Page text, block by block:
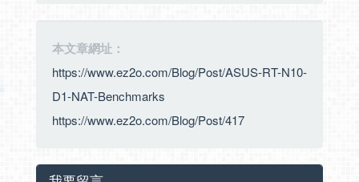
本文章網址：
https://www.ez2o.com/Blog/Post/ASUS-RT-N10-
D1-NAT-Benchmarks
https://www.ez2o.com/Blog/Post/417